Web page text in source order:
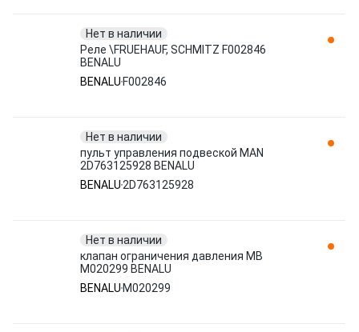
Нет в наличии
Реле \FRUEHAUF, SCHMITZ F002846
BENALU
BENALU F002846
Нет в наличии
пульт управления подвеской MAN
2D763125928 BENALU
BENALU 2D763125928
Нет в наличии
клапан ограничения давления MB
M020299 BENALU
BENALU M020299